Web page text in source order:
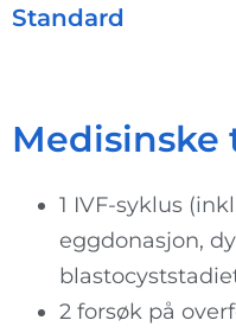
Standard
Medisinske
1 IVF-syklus
eggdonasjon,
2 forsøk på